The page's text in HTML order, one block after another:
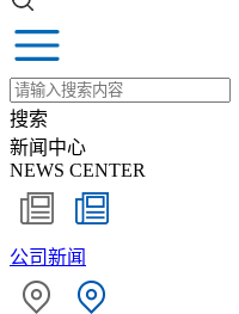
搜索
新闻中心
NEWS CENTER
公司新闻